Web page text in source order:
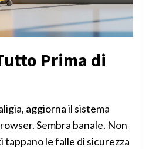
Prima di
aggiorna il sistema
Sembra banale. Non
tappano le falle di sicurezza